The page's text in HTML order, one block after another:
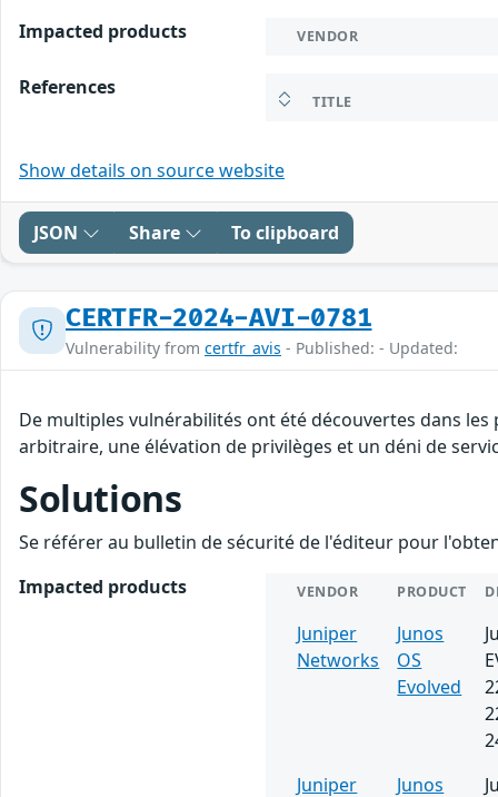
Impacted products
VENDOR
References
TITLE
Show details on source website
JSON Share To clipboard
CERTFR-2024-AVI-0781
Vulnerability from certfr_avis - Published: - Updated:
De multiples vulnérabilités ont été découvertes dans
arbitraire, une élévation de privilèges et un déni de
Solutions
Se référer au bulletin de sécurité de l'éditeur pour
Impacted products
VENDOR PRODUCT
Juniper
Networks
Junos
OS
Evolved
Juniper
Junos